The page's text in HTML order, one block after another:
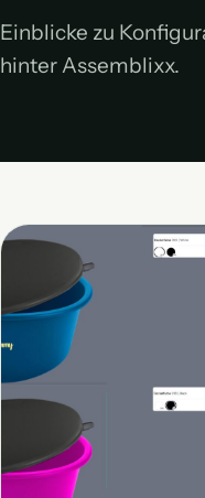
Einblicke zu
hinter Assemblixx.